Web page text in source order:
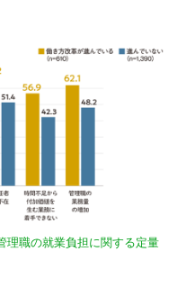
理職の就業負担に関する定量